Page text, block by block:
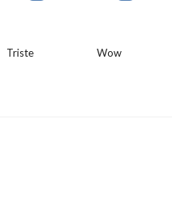
Triste Wow